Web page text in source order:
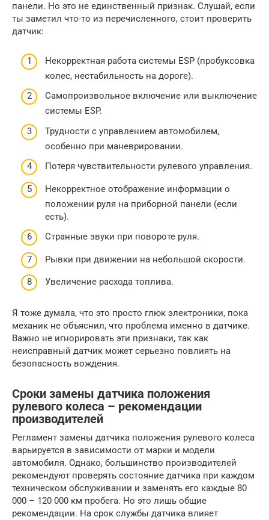
панели. Но это не единственный признак. Слушай, если
ты заметил что-то из перечисленного, стоит проверить
датчик:
Некорректная работа системы ESP (пробуксовка
колес, нестабильность на дороге).
Самопроизвольное включение или выключение
системы ESP.
Трудности с управлением автомобилем,
особенно при маневрировании.
Потеря чувствительности рулевого управления.
Некорректное отображение информации о
положении руля на приборной панели (если
есть).
Странные звуки при повороте руля.
Рывки при движении на небольшой скорости.
Увеличение расхода топлива.
Я тоже думала, что это просто глюк электроники, пока
механик не объяснил, что проблема именно в датчике.
Важно не игнорировать эти признаки, так как
неисправный датчик может серьезно повлиять на
безопасность вождения.
Сроки замены датчика положения
рулевого колеса – рекомендации
производителей
Регламент замены датчика положения рулевого колеса
варьируется в зависимости от марки и модели
автомобиля. Однако, большинство производителей
рекомендуют проверять состояние датчика при каждом
техническом обслуживании и заменять его каждые 80
000 – 120 000 км пробега. Но это лишь общие
рекомендации. На срок службы датчика влияет